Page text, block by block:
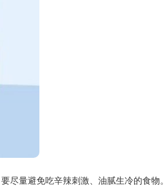
尽量避免吃辛辣刺激、油腻生冷的食物。